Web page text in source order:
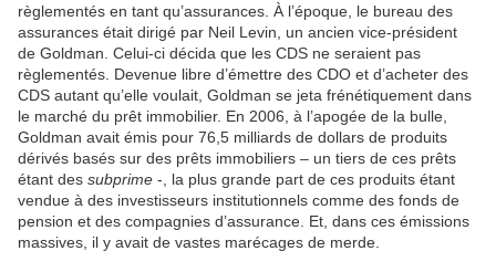
règlementés en tant qu’assurances. À l’époque, le bureau des
assurances était dirigé par Neil Levin, un ancien vice-président
de Goldman. Celui-ci décida que les CDS ne seraient pas
règlementés. Devenue libre d’émettre des CDO et d’acheter des
CDS autant qu’elle voulait, Goldman se jeta frénétiquement dans
le marché du prêt immobilier. En 2006, à l’apogée de la bulle,
Goldman avait émis pour 76,5 milliards de dollars de produits
dérivés basés sur des prêts immobiliers – un tiers de ces prêts
étant des subprime -, la plus grande part de ces produits étant
vendue à des investisseurs institutionnels comme des fonds de
pension et des compagnies d’assurance. Et, dans ces émissions
massives, il y avait de vastes marécages de merde.